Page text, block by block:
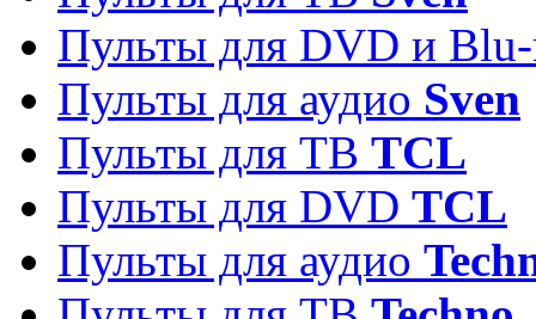
Пульты для DVD и
Пульты для аудио Sven
Пульты для ТВ TCL
Пульты для DVD TCL
Пульты для аудио